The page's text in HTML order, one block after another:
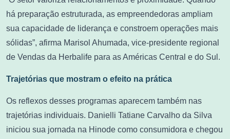
há preparação estruturada, as empreendedoras ampliam
sua capacidade de liderança e constroem operações mais
sólidas”, afirma Marisol Ahumada, vice-presidente regional
de Vendas da Herbalife para as Américas Central e do Sul.
Trajetórias que mostram o efeito na prática
Os reflexos desses programas aparecem também nas
trajetórias individuais. Danielli Tatiane Carvalho da Silva
iniciou sua jornada na Hinode como consumidora e chegou